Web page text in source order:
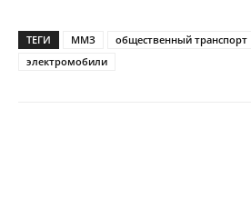
ТЕГИ ММЗ общественный транспорт
электромобили